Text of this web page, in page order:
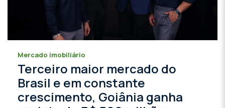
Mercado imobiliário
Terceiro maior mercado do
Brasil e em constante
crescimento, Goiânia ganha